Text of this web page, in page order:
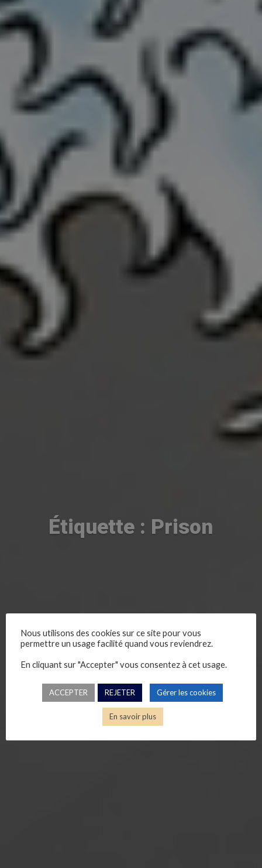
Étiquette : Prison
Nous utilisons des cookies sur ce site pour vous
permettre un usage facilité quand vous reviendrez.
En cliquant sur "Accepter" vous consentez à cet usage.
ACCEPTER REJETER Gérer les cookies
En savoir plus